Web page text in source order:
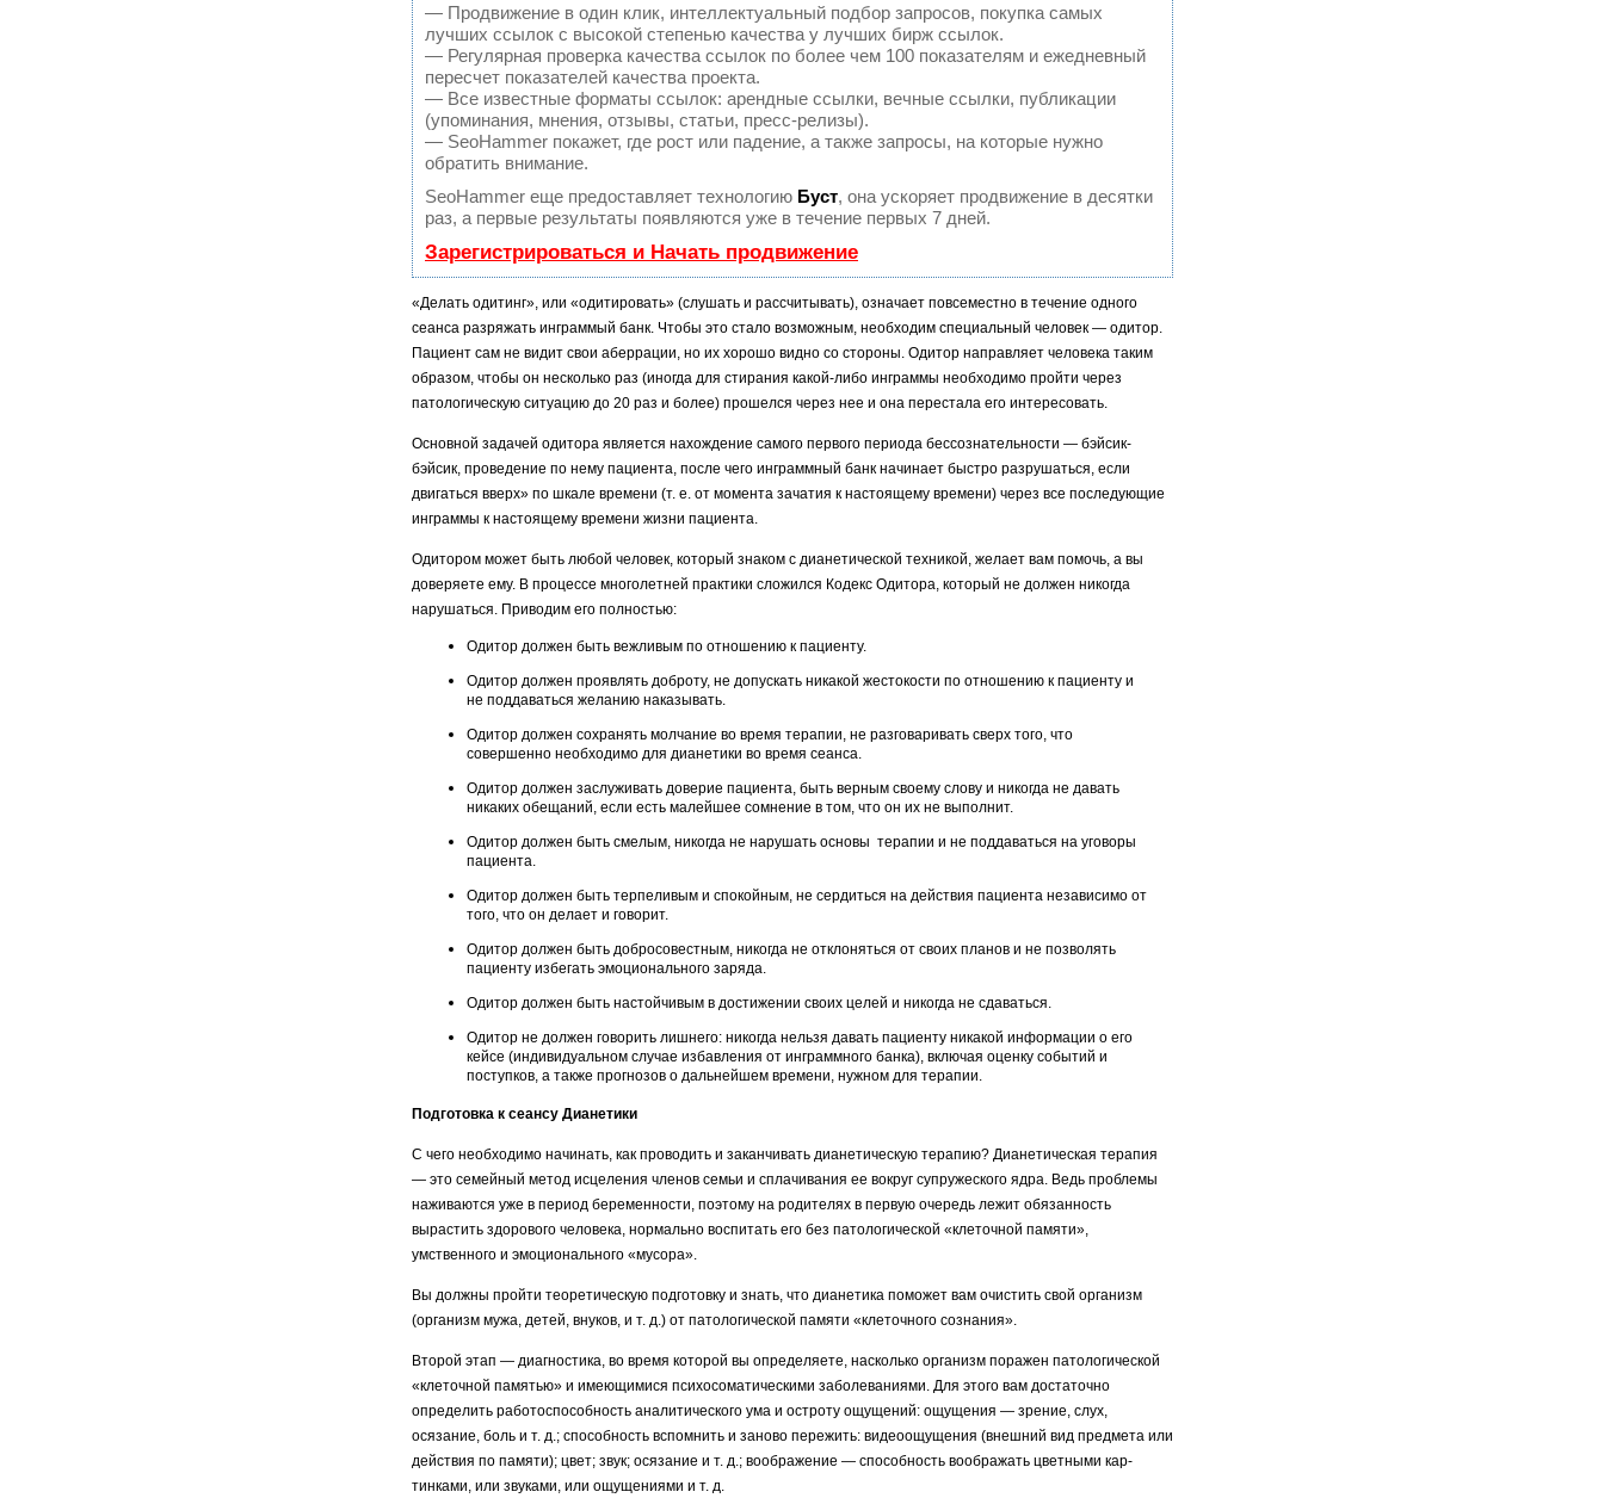
— Продвижение в один клик, интеллектуальный подбор запросов, покупка самых
лучших ссылок с высокой степенью качества у лучших бирж ссылок.
— Регулярная проверка качества ссылок по более чем 100 показателям и ежедневный
пересчет показателей качества проекта.
— Все известные форматы ссылок: арендные ссылки, вечные ссылки, публикации
(упоминания, мнения, отзывы, статьи, пресс-релизы).
— SeoHammer покажет, где рост или падение, а также запросы, на которые нужно
обратить внимание.
SeoHammer еще предоставляет технологию Буст, она ускоряет продвижение в десятки
раз, а первые результаты появляются уже в течение первых 7 дней.
Зарегистрироваться и Начать продвижение
«Делать одитинг», или «одитировать» (слушать и рассчитывать), означает повсеместно в течение одного
сеанса разряжать инграммый банк. Чтобы это стало возможным, необходим специальный человек — одитор.
Пациент сам не видит свои аберрации, но их хорошо видно со стороны. Одитор направляет человека таким
образом, чтобы он несколько раз (иногда для стирания какой-либо инграммы необходимо пройти через
патологическую ситуацию до 20 раз и более) прошелся через нее и она перестала его интересовать.
Основной задачей одитора является нахождение самого первого периода бессознательности — бэйсик-
бэйсик, проведение по нему пациента, после чего инграммный банк начинает быстро разрушаться, если
двигаться вверх» по шкале времени (т. е. от момента зачатия к настоящему времени) через все последующие
инграммы к настоящему времени жизни пациента.
Одитором может быть любой человек, который знаком с дианетической техникой, желает вам помочь, а вы
дове­ряете ему. В процессе многолетней практики сложился Ко­декс Одитора, который не должен никогда
нарушаться. Приводим его полностью:
Одитор должен быть вежливым по отношению к па­циенту.
Одитор должен проявлять доброту, не допускать никакой жестокости по отношению к пациенту и
не поддаваться желанию наказывать.
Одитор должен сохранять молчание во время терапии, не разговаривать сверх того, что
совершенно необходимо для дианетики во время сеанса.
Одитор должен заслуживать доверие пациента, быть верным своему слову и никогда не давать
никаких обещаний, если есть малейшее сомнение в том, что он их не выполнит.
Одитор должен быть смелым, никогда не нарушать основы терапии и не поддаваться на уговоры
пациента.
Одитор должен быть терпеливым и спокойным, не сер­диться на действия пациента независимо от
того, что он делает и говорит.
Одитор должен быть добросовестным, никогда не откло­няться от своих планов и не позволять
пациенту избегать эмоционального заряда.
Одитор должен быть настойчивым в достижении своих целей и никогда не сдаваться.
Одитор не должен говорить лишнего: никогда нельзя давать пациенту никакой информации о его
кейсе (ин­дивидуальном случае избавления от инграммного банка), включая оценку событий и
поступков, а также прогнозов о дальнейшем времени, нужном для терапии.
Подготовка к сеансу Дианетики
С чего необходимо начинать, как проводить и закан­чивать дианетическую терапию? Дианетическая терапия
— это семейный метод исцеления членов семьи и сплачивания ее вокруг супружеского ядра. Ведь проблемы
наживаются уже в период беременности, поэтому на родителях в первую очередь лежит обязанность
вырастить здорового человека, нормально воспитать его без патологической «клеточной памяти»,
умственного и эмоционального «мусора».
Вы должны пройти теоретиче­скую подготовку и знать, что дианетика поможет вам очи­стить свой организм
(организм мужа, детей, внуков, и т. д.) от патологической памяти «клеточного сознания».
Второй этап — диагностика, во время которой вы опре­деляете, насколько организм поражен патологической
«кле­точной памятью» и имеющимися психосоматическими заболеваниями. Для этого вам достаточно
определить рабо­тоспособность аналитического ума и остроту ощущений: ощу­щения — зрение, слух,
осязание, боль и т. д.; способность вспомнить и заново пережить: видеоощущения (внешний вид предмета или
действия по памяти); цвет; звук; осязание и т. д.; воображение — способность воображать цветными кар­
тинками, или звуками, или ощущениями и т. д.